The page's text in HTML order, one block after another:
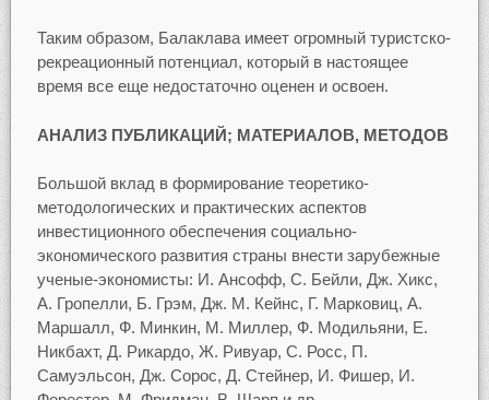
Таким образом, Балаклава имеет огромный туристско-
рекреационный потенциал, который в настоящее
время все еще недостаточно оценен и освоен.
АНАЛИЗ ПУБЛИКАЦИЙ; МАТЕРИАЛОВ, МЕТОДОВ
Большой вклад в формирование теоретико-
методологических и практических аспектов
инвестиционного обеспечения социально-
экономического развития страны внести зарубежные
ученые-экономисты: И. Ансофф, С. Бейли, Дж. Хикс,
А. Гропелли, Б. Грэм, Дж. М. Кейнс, Г. Марковиц, А.
Маршалл, Ф. Минкин, М. Миллер, Ф. Модильяни, Е.
Никбахт, Д. Рикардо, Ж. Ривуар, С. Росс, П.
Самуэльсон, Дж. Сорос, Д. Стейнер, И. Фишер, И.